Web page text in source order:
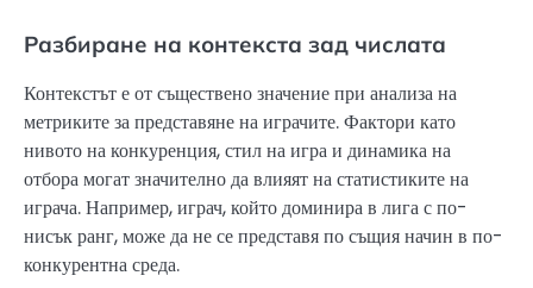
Разбиране на контекста зад числата
Контекстът е от съществено значение при анализа на
метриките за представяне на играчите. Фактори като
нивото на конкуренция, стил на игра и динамика на
отбора могат значително да влияят на статистиките на
играча. Например, играч, който доминира в лига с по-
нисък ранг, може да не се представя по същия начин в по-
конкурентна среда.